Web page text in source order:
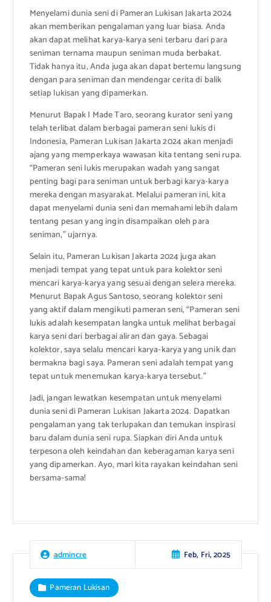
Menyelami dunia seni di Pameran Lukisan Jakarta 2024
akan memberikan pengalaman yang luar biasa. Anda
akan dapat melihat karya-karya seni terbaru dari para
seniman ternama maupun seniman muda berbakat.
Tidak hanya itu, Anda juga akan dapat bertemu langsung
dengan para seniman dan mendengar cerita di balik
setiap lukisan yang dipamerkan.
Menurut Bapak I Made Taro, seorang kurator seni yang
telah terlibat dalam berbagai pameran seni lukis di
Indonesia, Pameran Lukisan Jakarta 2024 akan menjadi
ajang yang memperkaya wawasan kita tentang seni rupa.
“Pameran seni lukis merupakan wadah yang sangat
penting bagi para seniman untuk berbagi karya-karya
mereka dengan masyarakat. Melalui pameran ini, kita
dapat menyelami dunia seni dan memahami lebih dalam
tentang pesan yang ingin disampaikan oleh para
seniman,” ujarnya.
Selain itu, Pameran Lukisan Jakarta 2024 juga akan
menjadi tempat yang tepat untuk para kolektor seni
mencari karya-karya yang sesuai dengan selera mereka.
Menurut Bapak Agus Santoso, seorang kolektor seni
yang aktif dalam mengikuti pameran seni, “Pameran seni
lukis adalah kesempatan langka untuk melihat berbagai
karya seni dari berbagai aliran dan gaya. Sebagai
kolektor, saya selalu mencari karya-karya yang unik dan
bermakna bagi saya. Pameran seni adalah tempat yang
tepat untuk menemukan karya-karya tersebut.”
Jadi, jangan lewatkan kesempatan untuk menyelami
dunia seni di Pameran Lukisan Jakarta 2024. Dapatkan
pengalaman yang tak terlupakan dan temukan inspirasi
baru dalam dunia seni rupa. Siapkan diri Anda untuk
terpesona oleh keindahan dan keberagaman karya seni
yang dipamerkan. Ayo, mari kita rayakan keindahan seni
bersama-sama!
admincre Feb, Fri, 2025
Pameran Lukisan